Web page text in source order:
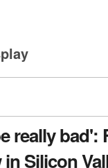
really bad':
Silicon